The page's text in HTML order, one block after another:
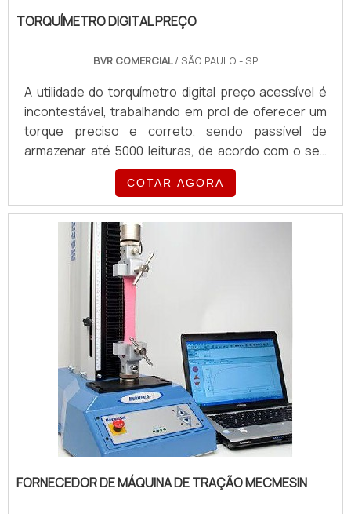
TORQUÍMETRO DIGITAL PREÇO
BVR COMERCIAL/ SÃO PAULO - SP
A utilidade do torquímetro digital preço acessível é
incontestável, trabalhando em prol de oferecer um
torque preciso e correto, sendo passível de
armazenar até 5000 leituras, de acordo com o seu
modelo. Por esses e por muitos outros motivos, os
torquímetros são de larga procura e aplicação nos
setores industriais, tornando-se ferramentas
verdadeiramente aliadas de todo e qualquer
segmento que se beneficia com a sua
aplicação.MAIS DETAL...
COTAR AGORA
FORNECEDOR DE MÁQUINA DE TRAÇÃO MECMESIN